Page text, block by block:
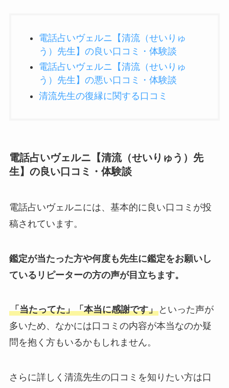
電話占いヴェルニ【清流（せいりゅ
う）先生】の良い口コミ・体験談
電話占いヴェルニ【清流（せいりゅ
う）先生】の悪い口コミ・体験談
清流先生の復縁に関する口コミ
電話占いヴェルニ【清流（せいりゅう）先
生】の良い口コミ・体験談
電話占いヴェルニには、基本的に良い口コミが投
稿されています。
鑑定が当たった方や何度も先生に鑑定をお願いし
ているリピーターの方の声が目立ちます。
「当たってた」「本当に感謝です」といった声が
多いため、なかには口コミの内容が本当なのか疑
問を抱く方もいるかもしれません。
さらに詳しく清流先生の口コミを知りたい方は口